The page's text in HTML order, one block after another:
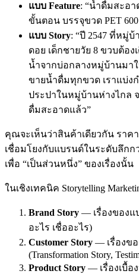
แบบ Feature: “น้ำดื่มสะอา
ขั้นตอน บรรจุขวด PET
แบบ Story: “ปี 2547 ที่หมู่
ดอย เด็กชายวัย 8 ขวบต้อง
น้ำจากบ่อกลางหมู่บ้านมา
ขายน้ำดื่มทุกขวด เราแบ่ง
ประปาในหมู่บ้านห่างไกล
ดื่มสะอาดแล้ว”
คุณจะเห็นว่าสินค้าเดียวกัน ราค
เชื่อมโยงกับแบรนด์ในระดับลึก
เพื่อ “เป็นส่วนหนึ่ง” ของเรื่องนั้น
ในเชิงเทคนิค Storytelling
Brand Story — เรื่องของแ
อะไร เชื่ออะไร)
Customer Story — เรื่องข
(Transformation Story,
Product Story — เรื่องเบื้อ